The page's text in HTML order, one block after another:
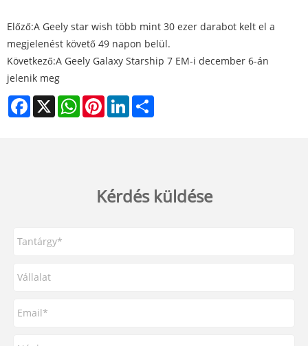
Előző:A Geely star wish több mint 30 ezer darabot kelt el a
megjelenést követő 49 napon belül.
Következő:A Geely Galaxy Starship 7 EM-i december 6-án
jelenik meg
Facebook
X WhatsAppPinterestLinkedIn
Kérdés küldése